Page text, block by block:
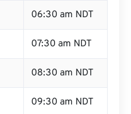
06:30 am NDT
07:30 am NDT
08:30 am NDT
09:30 am NDT